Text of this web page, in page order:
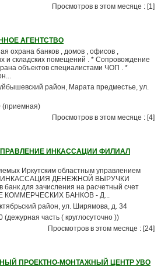
Просмотров в этом месяце : [1]
АГЕНТСТВО
охрана банков , домов , офисов ,
и складских помещений . * Сопровождение
объектов специалистами ЧОП . *
район, Марата предместье, ул.
(приемная)
Просмотров в этом месяце : [4]
ИНКАССАЦИИ ФИЛИАЛ
Иркутским областным управлением
- ИНКАССАЦИЯ ДЕНЕЖНОЙ ВЫРУЧКИ
банк для зачисления на расчетный счет
КОММЕРЧЕСКИХ БАНКОВ - Д...
район, ул. Ширямова, д. 34
часть ( круглосуточно ))
Просмотров в этом месяце : [24]
ПРОЕКТНО-МОНТАЖНЫЙ ЦЕНТР УВО